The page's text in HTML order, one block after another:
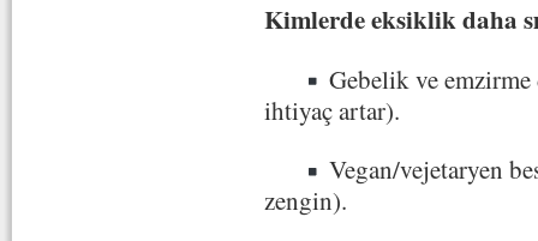
Kimlerde eksiklik daha
Gebelik ve
ihtiyaç artar).
Vegan/vejetaryen
zengin).